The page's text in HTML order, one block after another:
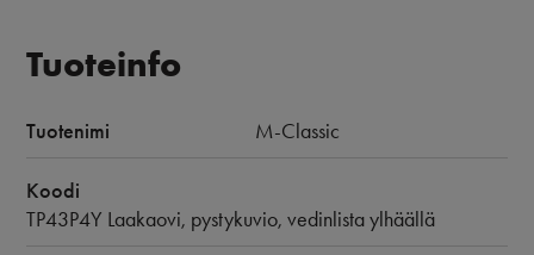
Tuoteinfo
Tuotenimi M-Classic
Koodi
TP43P4Y Laakaovi, pystykuvio, vedinlista ylhäällä